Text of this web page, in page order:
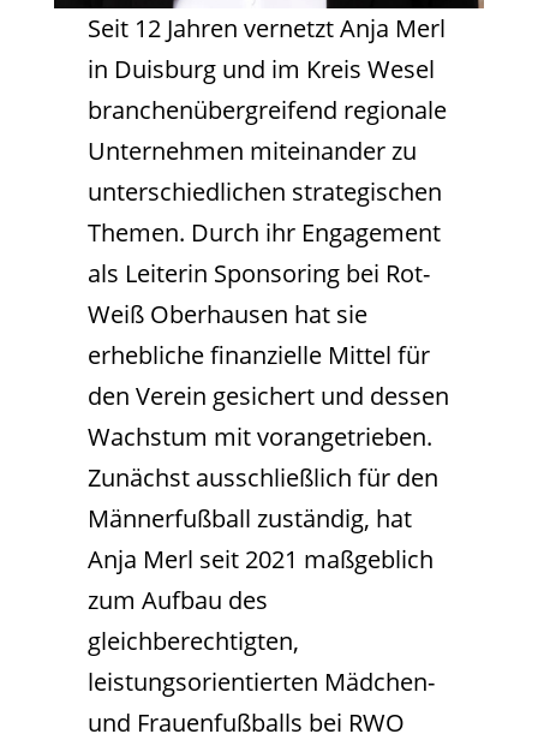
Seit 12 Jahren vernetzt Anja Merl
in Duisburg und im Kreis Wesel
branchenübergreifend regionale
Unternehmen miteinander zu
unterschiedlichen strategischen
Themen. Durch ihr Engagement
als Leiterin Sponsoring bei Rot-
Weiß Oberhausen hat sie
erhebliche finanzielle Mittel für
den Verein gesichert und dessen
Wachstum mit vorangetrieben.
Zunächst ausschließlich für den
Männerfußball zuständig, hat
Anja Merl seit 2021 maßgeblich
zum Aufbau des
gleichberechtigten,
leistungsorientierten Mädchen-
und Frauenfußballs bei RWO